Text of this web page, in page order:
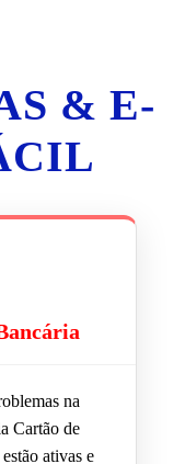
& E-
na
Cartão de
estão ativas e